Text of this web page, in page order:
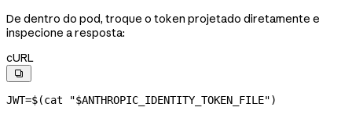
De dentro do pod, troque o token projetado diretamente e
inspecione a resposta:
cURL

JWT=$(cat "$ANTHROPIC_IDENTITY_TOKEN_FILE")